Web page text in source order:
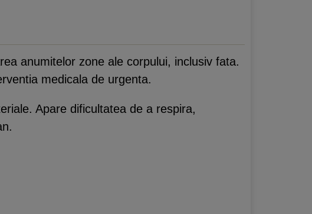
anumitelor zone ale corpului, inclusiv fata.
medicala de urgenta.
Apare dificultatea de a respira,